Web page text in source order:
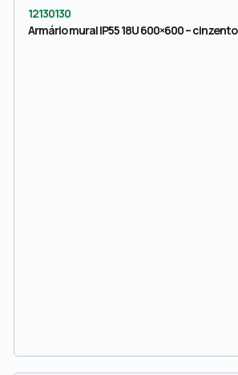
12130130
Armário mural IP55 18U 600×600 – cinzento